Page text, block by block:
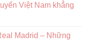
Việt Nam khẳng
Madrid – Những